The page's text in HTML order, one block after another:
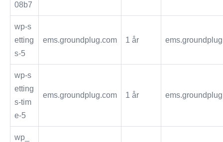
08b7
wp-s
etting
s-5
ems.groundplug.com 1 år
wp-s
etting
s-tim
e-5
ems.groundplug.com 1 år
wp_